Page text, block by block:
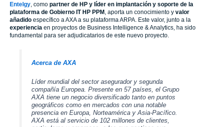
Entelgy , como partner de HP y líder en implantación y soporte de la
plataforma de Gobierno IT HP PPM , aporta un conocimiento y valor
añadido específico a AXA a su plataforma ARPA. Este valor, junto a la
experiencia en proyectos de Business Intelligence & Analytics, ha sido
fundamental para ser adjudicatarios de este nuevo proyecto.
Acerca de AXA
Líder mundial del sector asegurador y segunda
compañía Europea. Presente en 57 países, el Grupo
AXA tiene un negocio diversificado tanto en puntos
geográficos como en mercados con una notable
presencia en Europa, Norteamérica y Asia-Pacífico.
AXA está al servicio de 102 millones de clientes,